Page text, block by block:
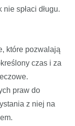
spłaci długu.
które pozwalają
czas i za
praw do
z niej na